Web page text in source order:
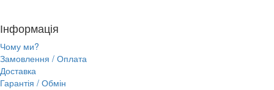
Інформація
Чому ми?
Замовлення / Оплата
Доставка
Гарантія / Обмін